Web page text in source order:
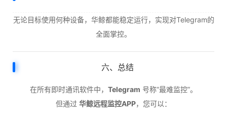
无论目标使用何种设备，华鲸都能稳定运行，实现对Telegram的
全面掌控。
六、总结
在所有即时通讯软件中， Telegram 号称“最难监控”。
但通过 华鲸远程监控APP，您可以：